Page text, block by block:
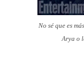
No sé que es
Arya o